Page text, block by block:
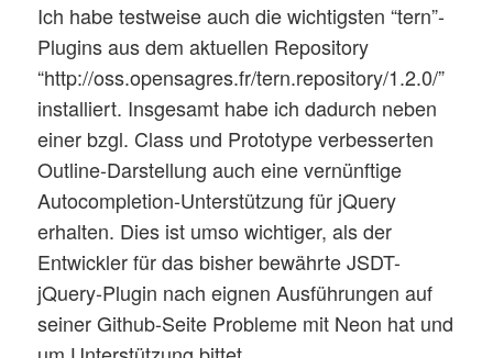
Ich habe testweise auch die wichtigsten “tern”-
Plugins aus dem aktuellen Repository
“http://oss.opensagres.fr/tern.repository/1.2.0/”
installiert. Insgesamt habe ich dadurch neben
einer bzgl. Class und Prototype verbesserten
Outline-Darstellung auch eine vernünftige
Autocompletion-Unterstützung für jQuery
erhalten. Dies ist umso wichtiger, als der
Entwickler für das bisher bewährte JSDT-
jQuery-Plugin nach eignen Ausführungen auf
seiner Github-Seite Probleme mit Neon hat und